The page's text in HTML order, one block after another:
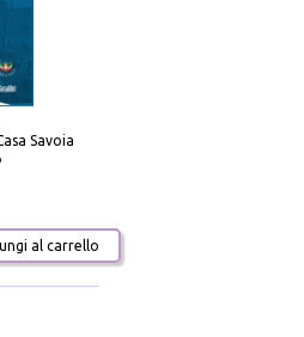
Savoia
al carrello